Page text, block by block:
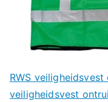
RWS
veiligheidsvest